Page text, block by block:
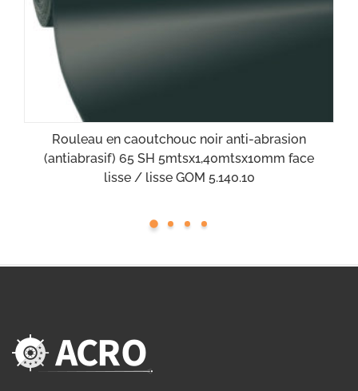
Rouleau en caoutchouc noir anti-abrasion
(antiabrasif) 65 SH 5mtsx1,40mtsx10mm face
lisse / lisse GOM 5.140.10